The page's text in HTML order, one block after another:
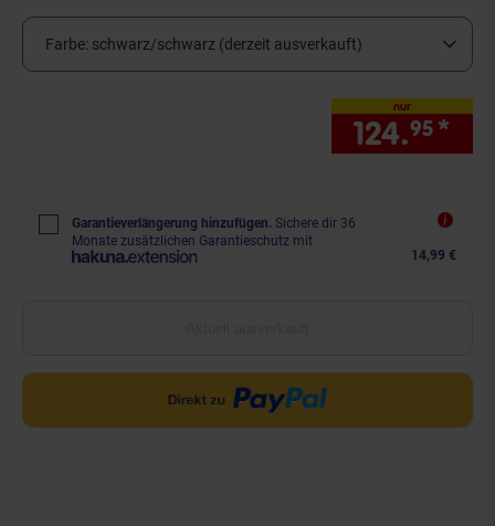
Farbe: schwarz/schwarz (derzeit ausverkauft)
nur
124.95 *
Garantieverlängerung hinzufügen. Sichere dir 36
Monate zusätzlichen Garantieschutz mit
14,99 €